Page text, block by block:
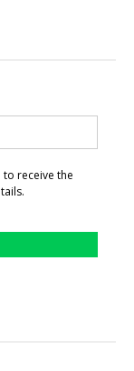
receive the